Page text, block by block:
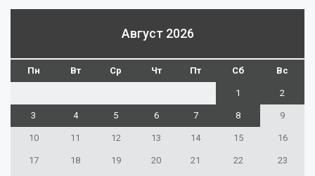
Август 2026
Пн Вт Ср Чт Пт Сб Вс
1 2
3 4 5 6 7 8 9
10 11 12 13 14 15 16
17 18 19 20 21 22 23